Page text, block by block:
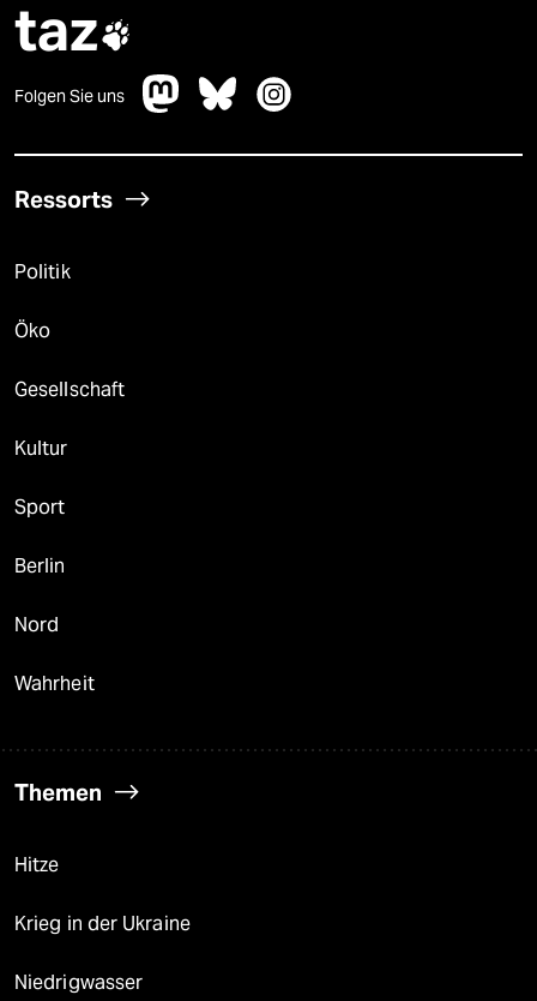
taz
Folgen Sie uns
Ressorts
Politik
Öko
Gesellschaft
Kultur
Sport
Berlin
Nord
Wahrheit
Themen
Hitze
Krieg in der Ukraine
Niedrigwasser